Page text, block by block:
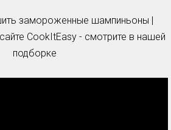
замороженные шампиньоны |
CookItEasy - смотрите в нашей
подборке